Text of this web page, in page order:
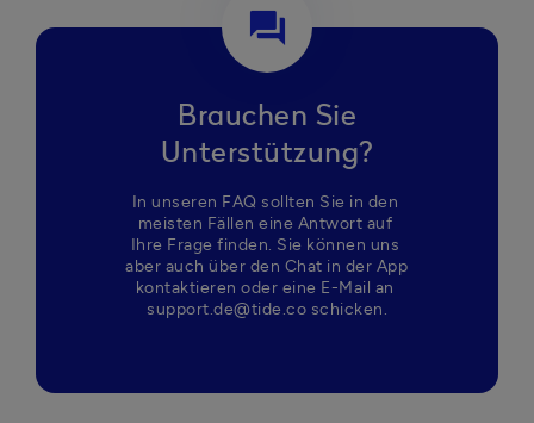
Versicherungs-Broker) Handel mit
Kryptowährungen Vertrieb von Edelmetallen und -
steinen Investmentgeschäfte (einschließlich
Kreditgeschäfte, Devisenhandel, Geldtransfer)
Verkauf unlizenzierter Arzneimittel Verkauf von
Rüstungsgütern, Waffen oder Sprengstoffen
Unlizenzierter Handel oder Verarbeitung von
Altmetall Unlizenziertes Abfallmanagement
Verkauf, Import oder Export von Gebrauchtwagen
oder schwerer Maschinerie Escort- oder Erotik-
question_answer
Brauchen Sie
Unterstützung?
In unseren FAQ sollten Sie in den
meisten Fällen eine Antwort auf
Ihre Frage finden. Sie können uns
aber auch über den Chat in der App
kontaktieren oder eine E-Mail an
support.de@tide.co schicken.